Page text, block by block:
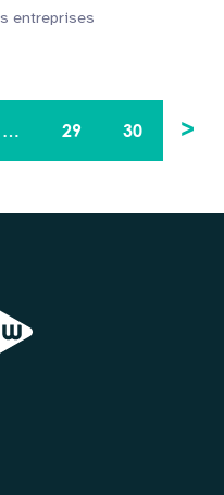
entreprises
… 29 30 >